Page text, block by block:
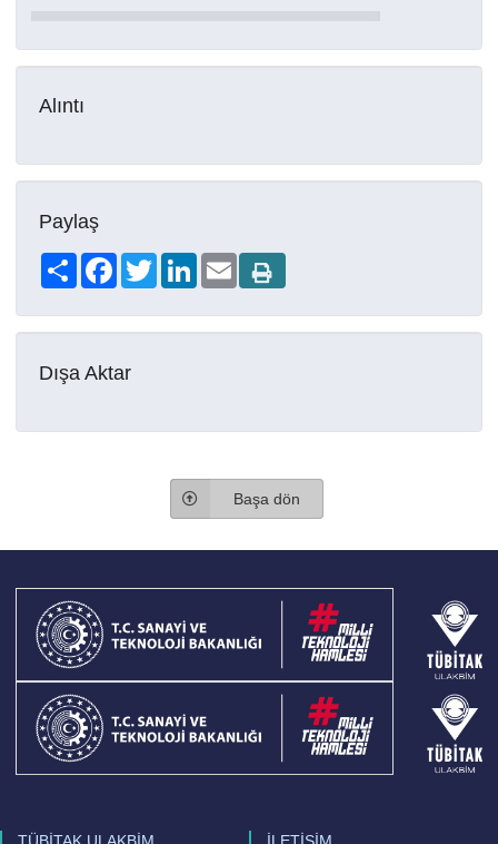
Alıntı
Paylaş
Share FacebookTwitterLinkedIn
Email
Dışa Aktar
Başa dön